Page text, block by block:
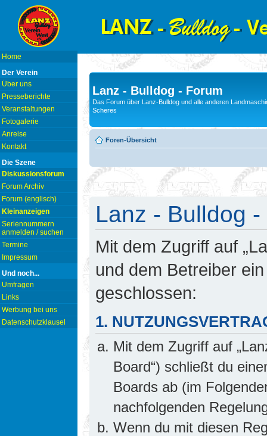
Home
Der Verein
Über uns
Presseberichte
Veranstaltungen
Fotogalerie
Anreise
Kontakt
Die Szene
Diskussionsforum
Forum Archiv
Forum (englisch)
Kleinanzeigen
Seriennummern
anmelden / suchen
Termine
Impressum
Und noch...
Umfragen
Links
Werbung bei uns
Datenschutzklausel
Lanz - Bulldog - Forum
Das Forum über Lanz-Bulldog und alle anderen
Scheres
Foren-Übersicht
Lanz - Bulldog
Mit dem Zugriff auf
und dem Betreiber
geschlossen:
1.
Mit dem Zugriff auf
Board“) schließt du
Boards ab (im
nachfolgenden
Wenn du mit diesen